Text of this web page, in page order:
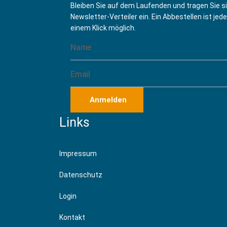
Bleiben Sie auf dem Laufenden und tragen Sie
Newsletter-Verteiler ein. Ein Abbestellen ist
einem Klick möglich.
Anmelden
Links
Impressum
Datenschutz
Login
Kontakt